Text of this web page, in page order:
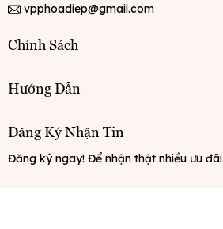
vpphoadiep@gmail.com
Chính Sách
Hướng Dẫn
Đăng Ký Nhận Tin
Đăng ký ngay! Để nhận thật nhiều ưu đãi